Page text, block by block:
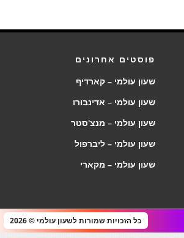
פוסטים אחרונים
שעון עולמי – קארדיף
שעון עולמי – אדינבורו
שעון עולמי – מנצ'סטר
שעון עולמי – ליברפול
שעון עולמי – מקארי
כל הזכויות שמורות לשעון עולמי © 2026